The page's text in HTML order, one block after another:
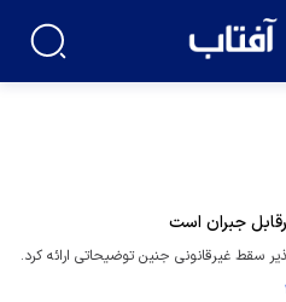
جبران است
سقط غیرقانونی جنین توضیحاتی ارائه کرد.